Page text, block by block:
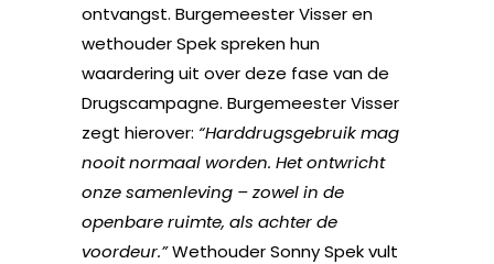
ontvangst. Burgemeester Visser en
wethouder Spek spreken hun
waardering uit over deze fase van de
Drugscampagne. Burgemeester Visser
zegt hierover: “Harddrugsgebruik mag
nooit normaal worden. Het ontwricht
onze samenleving – zowel in de
openbare ruimte, als achter de
voordeur.”Wethouder Sonny Spek vult